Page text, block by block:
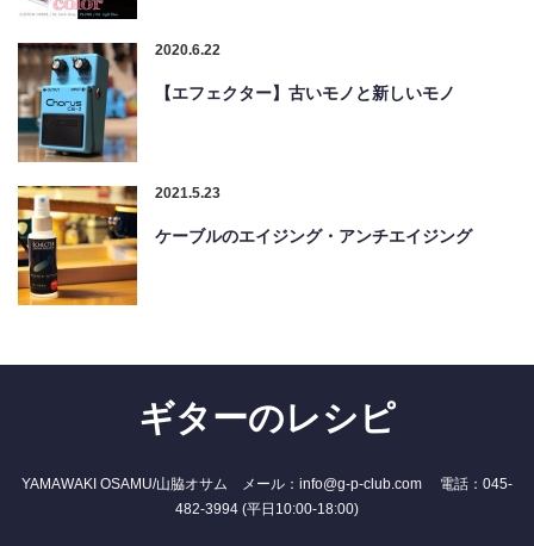
2020.6.22
【エフェクター】古いモノと新しいモノ
2021.5.23
ケーブルのエイジング・アンチエイジング
ギターのレシピ
YAMAWAKI OSAMU/山脇オサム メール：info@g-p-club.com 電話：045-
482-3994 (平日10:00-18:00)